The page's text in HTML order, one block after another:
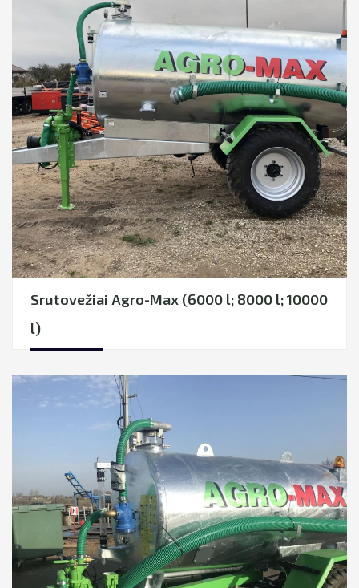
Mėšlo tvarkymo įranga
Kita technika
naujos Atsarginės dalys
KOMUNALINĖ TECHNIKA
MIŠKO TECHNIKA
Srutovežiai Agro-Max (6000 l; 8000 l; 10000
l)